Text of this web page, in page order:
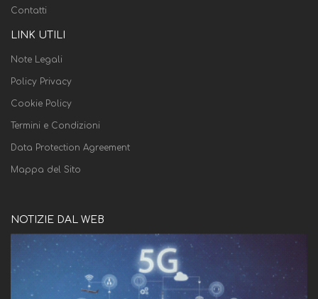
Contatti
LINK UTILI
Note Legali
Policy Privacy
Cookie Policy
Termini e Condizioni
Data Protection Agreement
Mappa del Sito
NOTIZIE DAL WEB